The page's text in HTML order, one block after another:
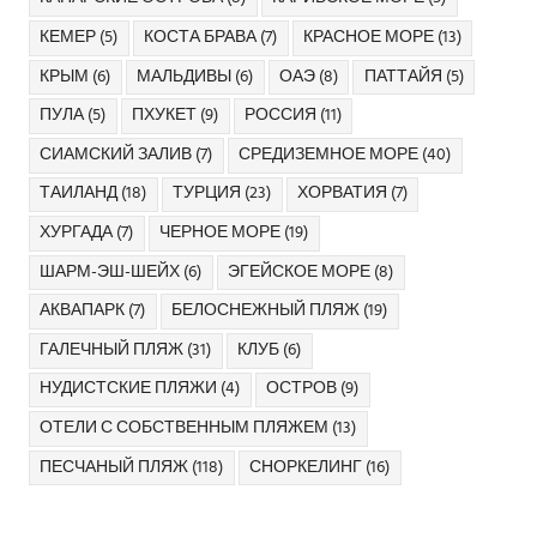
КЕМЕР(5) КОСТА БРАВА(7) КРАСНОЕ МОРЕ(13)
КРЫМ (6) МАЛЬДИВЫ(6) ОАЭ(8) ПАТТАЙЯ (5)
ПУЛА(5) ПХУКЕТ(9) РОССИЯ (11)
СИАМСКИЙ ЗАЛИВ(7) СРЕДИЗЕМНОЕ МОРЕ(40)
ТАИЛАНД(18) ТУРЦИЯ (23) ХОРВАТИЯ (7)
ХУРГАДА(7) ЧЕРНОЕ МОРЕ(19)
ШАРМ-ЭШ-ШЕЙХ(6) ЭГЕЙСКОЕ МОРЕ(8)
АКВАПАРК(7) БЕЛОСНЕЖНЫЙ ПЛЯЖ(19)
ГАЛЕЧНЫЙ ПЛЯЖ(31) КЛУБ(6)
НУДИСТСКИЕ ПЛЯЖИ (4) ОСТРОВ(9)
ОТЕЛИ С СОБСТВЕННЫМ ПЛЯЖЕМ (13)
ПЕСЧАНЫЙ ПЛЯЖ(118) СНОРКЕЛИНГ(16)